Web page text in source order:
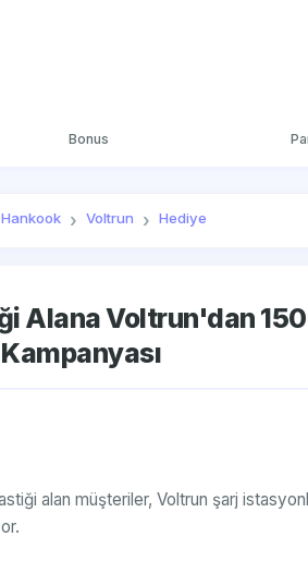
Bonus
Hankook Voltrun Hediye
Alana Voltrun'dan
alan müşteriler, Voltrun şarj